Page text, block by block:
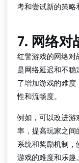
考和尝试新的策略
7. 网络对
红警游戏的网络对
是网络延迟和不稳
了增加游戏的难
性和流畅度。
例如，可以改进
率，提高玩家之间
系统和奖励机制
游戏的难度和乐趣。